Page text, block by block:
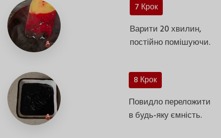
7 Крок
Варити 20 хвилин,
постійно помішуючи.
8 Крок
Повидло переложити
в будь-яку ємність.